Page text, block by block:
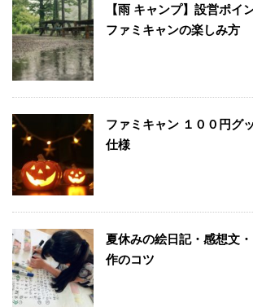
【雨 キャンプ】設営ポイ
ファミキャンの楽しみ方
ファミキャン １００円グ
仕様
夏休みの絵日記・感想文
作のコツ